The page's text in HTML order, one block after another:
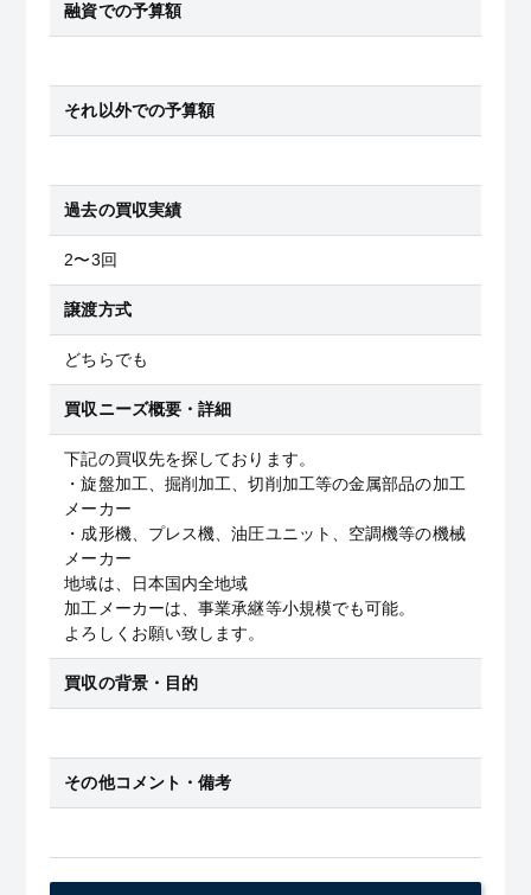
融資での予算額
それ以外での予算額
過去の買収実績
2〜3回
譲渡方式
どちらでも
買収ニーズ概要・詳細
下記の買収先を探しております。
・旋盤加工、掘削加工、切削加工等の金属部品の加工
メーカー
・成形機、プレス機、油圧ユニット、空調機等の機械
メーカー
地域は、日本国内全地域
加工メーカーは、事業承継等小規模でも可能。
よろしくお願い致します。
買収の背景・目的
その他コメント・備考